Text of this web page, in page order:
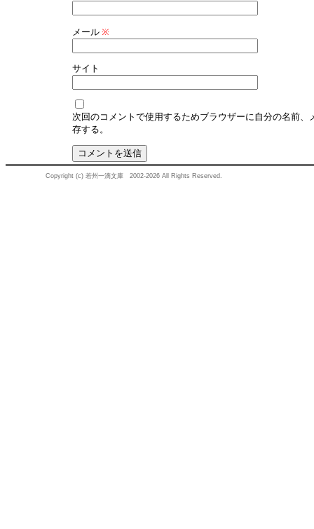
メール ※
サイト
次回のコメントで使用するためブラウザーに自分の名前、
存する。
Copyright (c) 若州一滴文庫 2002-2026 All Rights Reserved.